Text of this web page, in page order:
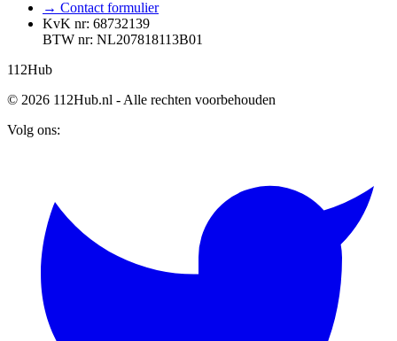
→ Contact formulier
KvK nr: 68732139
BTW nr: NL207818113B01
112Hub
© 2026 112Hub.nl - Alle rechten voorbehouden
Volg ons: